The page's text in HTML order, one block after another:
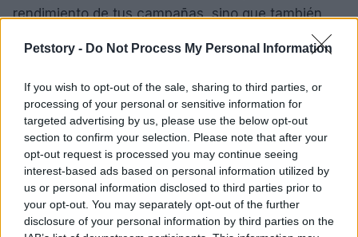
Petstory - Do Not Process My Personal Information
If you wish to opt-out of the sale, sharing to third parties, or
processing of your personal or sensitive information for
targeted advertising by us, please use the below opt-out
section to confirm your selection. Please note that after your
opt-out request is processed you may continue seeing
interest-based ads based on personal information utilized by
us or personal information disclosed to third parties prior to
your opt-out. You may separately opt-out of the further
disclosure of your personal information by third parties on the
rendimiento de tus campañas, sino que también
podrás ofrecer una experiencia más personalizada
y valiosa a tus clientes.
KPIs a monitorear y optimizaciones
¿Quieres que tu estrategia data-driven sea
realmente efectiva? Es fundamental monitorear los
KPIs adecuados. Algunos de los más relevantes
son: